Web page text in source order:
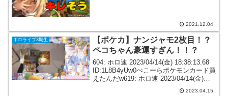
2021.12.04
ホロライブ3期生
【ポケカ】ナンジャモ2枚目！？
ペコちゃん豪運すぎん！！？
604: ホロ速 2023/04/14(金) 18:38:13.68
ID:1L8B4yUw0ぺこーらポケモンカード買
えたんだw619: ホロ速 2023/04/14(金)
18:58:08.88 ID:qXA5Ewbd0毎回戦争だな
2023.04.15